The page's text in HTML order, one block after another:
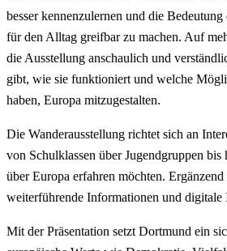
besser kennenzulernen und die
für den Alltag greifbar zu machen. Auf
die Ausstellung anschaulich und
gibt, wie sie funktioniert und welche
haben, Europa mitzugestalten.
Die Wanderausstellung richtet sich an
von Schulklassen über Jugendgruppen
über Europa erfahren möchten.
weiterführende Informationen und digitale
Mit der Präsentation setzt Dortmund ein